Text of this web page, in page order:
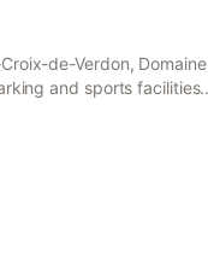
de-Verdon, Domaine
and sports facilities.
from ITER / Cadarache.